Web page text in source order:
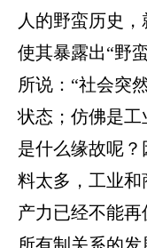
人的野蛮历史
使其暴露出“野蛮
所说：“社会突
状态；仿佛是
是什么缘故呢
料太多，工业
产力已经不能